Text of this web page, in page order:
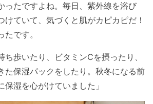
ったですよね。毎日、紫外線を浴び
けていて、気づくと肌がカピカピだ！
です。
ち歩いたり、ビタミンCを摂ったり、
た保湿パックをしたり。秋冬になる前
湿を心がけていました」